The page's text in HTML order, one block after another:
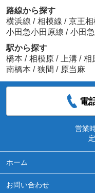
路線から探す
横浜線 / 相模線 / 京王
小田急小田原線 / 小田
駅から探す
橋本 / 相模原 / 上溝 / 相
南橋本 / 狭間 / 原当麻
電
営業
ホーム
お問い合わせ